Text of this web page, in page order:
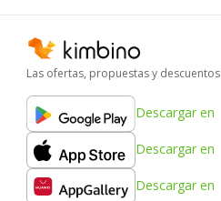
Las ofertas, propuestas y descuentos
Descargar en
Descargar en
Descargar en